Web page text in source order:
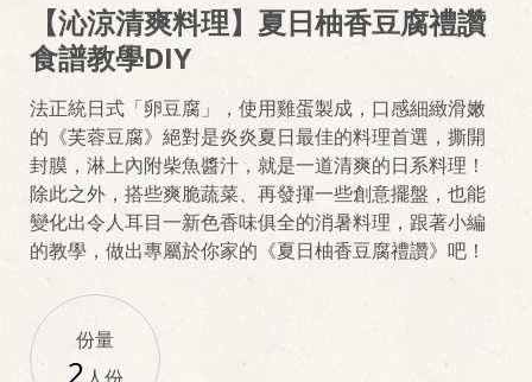
【沁涼清爽料理】夏日柚香豆腐禮讚
食譜教學DIY
法正統日式「卵豆腐」，使用雞蛋製成，口感細緻滑嫩
的《芙蓉豆腐》絕對是炎炎夏日最佳的料理首選，撕開
封膜，淋上內附柴魚醬汁，就是一道清爽的日系料理！
除此之外，搭些爽脆蔬菜、再發揮一些創意擺盤，也能
變化出令人耳目一新色香味俱全的消暑料理，跟著小編
的教學，做出專屬於你家的《夏日柚香豆腐禮讚》吧！
份量
2